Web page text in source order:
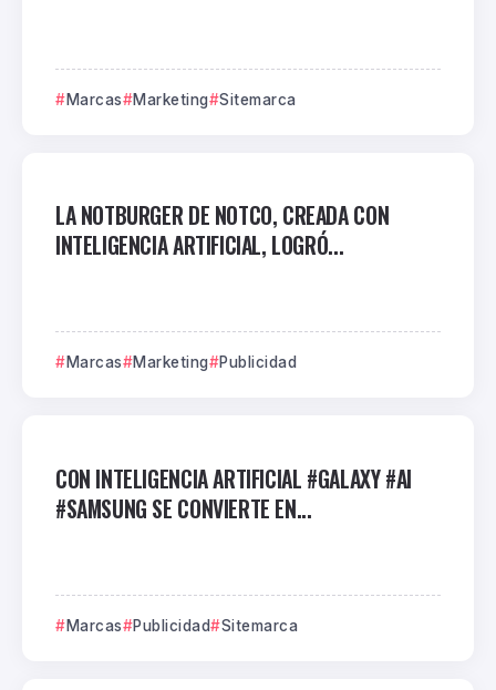
Marcas Marketing Sitemarca
LA NOTBURGER DE NOTCO, CREADA CON
INTELIGENCIA ARTIFICIAL, LOGRÓ...
Marcas Marketing Publicidad
CON INTELIGENCIA ARTIFICIAL #GALAXY #AI
#SAMSUNG SE CONVIERTE EN...
Marcas Publicidad Sitemarca